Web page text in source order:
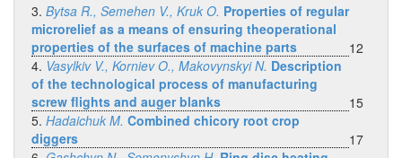
3. Bytsa R., Semehen V., Kruk O. Properties of regular
microrelief as a means of ensuring theoperational
properties of the surfaces of machine parts
12
4. Vasylkiv V., Korniev O., Makovynskyi N. Description
of the technological process of manufacturing
screw flights and auger blanks
15
5. Hadaichuk M. Combined chicory root crop
diggers
17